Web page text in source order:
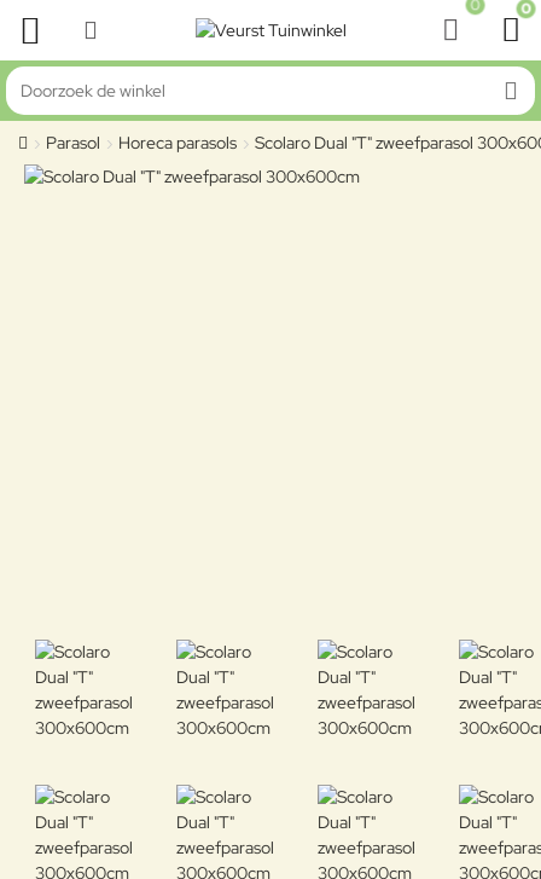
0 0
Doorzoek de winkel
home
Parasol Horeca parasols Scolaro Dual "T" zweefparasol